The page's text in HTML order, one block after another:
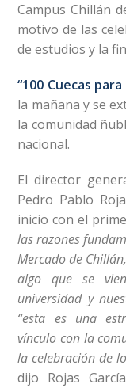
Campus Chillán
motivo de las
de estudios y la
“100 Cuecas
la mañana y se
la comunidad
nacional.
El director
Pedro Pablo
inicio con el
las razones
Mercado de
algo que se
universidad y
“esta es una
vínculo con la
la celebración de
dijo Rojas